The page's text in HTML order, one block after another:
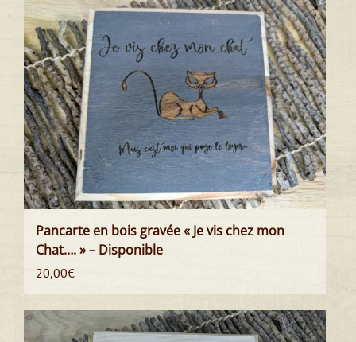
Pancarte en bois gravée « Je vis chez mon
Chat…. » – Disponible
20,00€